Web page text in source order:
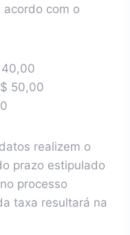
acordo com o
40,00
50,00
realizem o
prazo estipulado
processo
taxa resultará na